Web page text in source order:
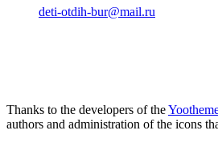
deti-otdih-bur@mail.ru
Thanks to the developers of the
authors and administration of the icons